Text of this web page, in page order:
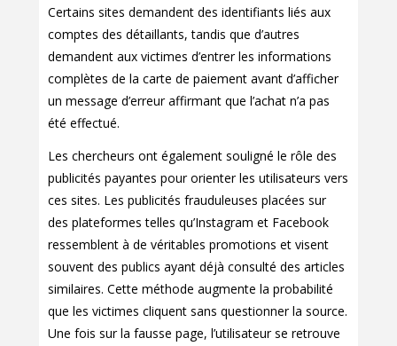
Certains sites demandent des identifiants liés aux
comptes des détaillants, tandis que d’autres
demandent aux victimes d’entrer les informations
complètes de la carte de paiement avant d’afficher
un message d’erreur affirmant que l’achat n’a pas
été effectué.
Les chercheurs ont également souligné le rôle des
publicités payantes pour orienter les utilisateurs vers
ces sites. Les publicités frauduleuses placées sur
des plateformes telles qu’Instagram et Facebook
ressemblent à de véritables promotions et visent
souvent des publics ayant déjà consulté des articles
similaires. Cette méthode augmente la probabilité
que les victimes cliquent sans questionner la source.
Une fois sur la fausse page, l’utilisateur se retrouve